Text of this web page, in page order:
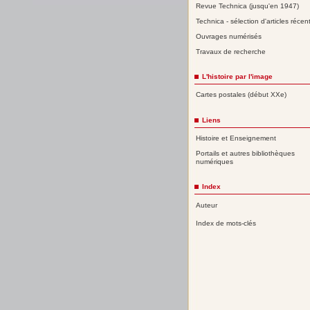
Revue Technica (jusqu'en 1947)
Technica - sélection d'articles
Ouvrages numérisés
Travaux de recherche
L'histoire par l'image
Cartes postales (début XXe)
Liens
Histoire et Enseignement
Portails et autres bibliothèques
numériques
Index
Auteur
Index de mots-clés